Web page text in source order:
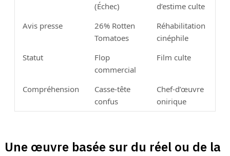
(Échec)
d’estime culte
Avis presse
26% Rotten
Tomatoes
Réhabilitation
cinéphile
Statut
Flop
commercial
Film culte
Compréhension
Casse-tête
confus
Chef-d’œuvre
onirique
Une œuvre basée sur du réel ou de la